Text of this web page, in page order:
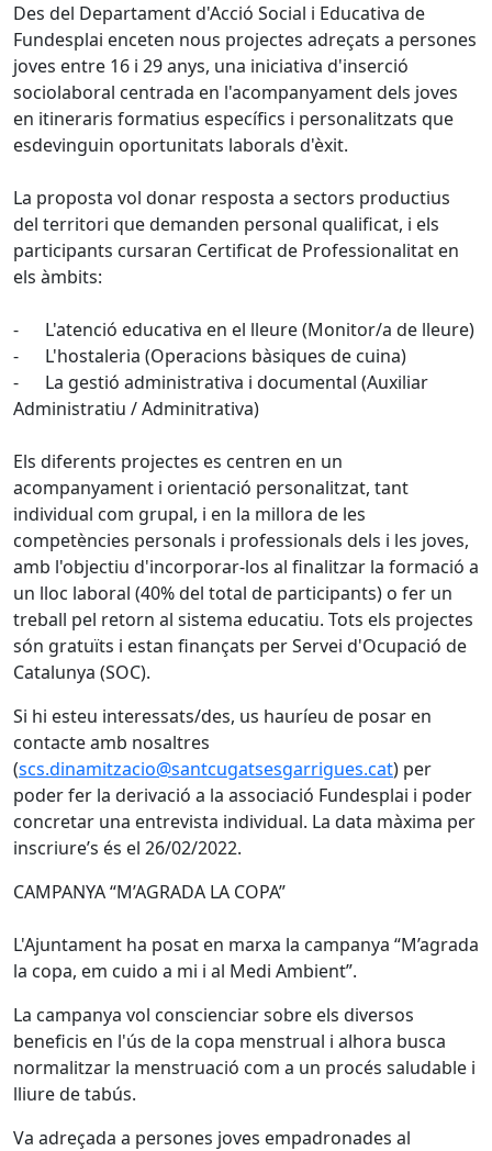
Des del Departament d'Acció Social i Educativa de
Fundesplai enceten nous projectes adreçats a persones
joves entre 16 i 29 anys, una iniciativa d'inserció
sociolaboral centrada en l'acompanyament dels joves
en itineraris formatius específics i personalitzats que
esdevinguin oportunitats laborals d'èxit.
La proposta vol donar resposta a sectors productius
del territori que demanden personal qualificat, i els
participants cursaran Certificat de Professionalitat en
els àmbits:
- L'atenció educativa en el lleure (Monitor/a de lleure)
- L'hostaleria (Operacions bàsiques de cuina)
- La gestió administrativa i documental (Auxiliar
Administratiu / Adminitrativa)
Els diferents projectes es centren en un
acompanyament i orientació personalitzat, tant
individual com grupal, i en la millora de les
competències personals i professionals dels i les joves,
amb l'objectiu d'incorporar-los al finalitzar la formació a
un lloc laboral (40% del total de participants) o fer un
treball pel retorn al sistema educatiu. Tots els projectes
són gratuïts i estan finançats per Servei d'Ocupació de
Catalunya (SOC).
Si hi esteu interessats/des, us hauríeu de posar en
contacte amb nosaltres
(scs.dinamitzacio@santcugatsesgarrigues.cat) per
poder fer la derivació a la associació Fundesplai i poder
concretar una entrevista individual. La data màxima per
inscriure’s és el 26/02/2022.
CAMPANYA “M’AGRADA LA COPA”
L'Ajuntament ha posat en marxa la campanya “M’agrada
la copa, em cuido a mi i al Medi Ambient”.
La campanya vol conscienciar sobre els diversos
beneficis en l'ús de la copa menstrual i alhora busca
normalitzar la menstruació com a un procés saludable i
lliure de tabús.
Va adreçada a persones joves empadronades al